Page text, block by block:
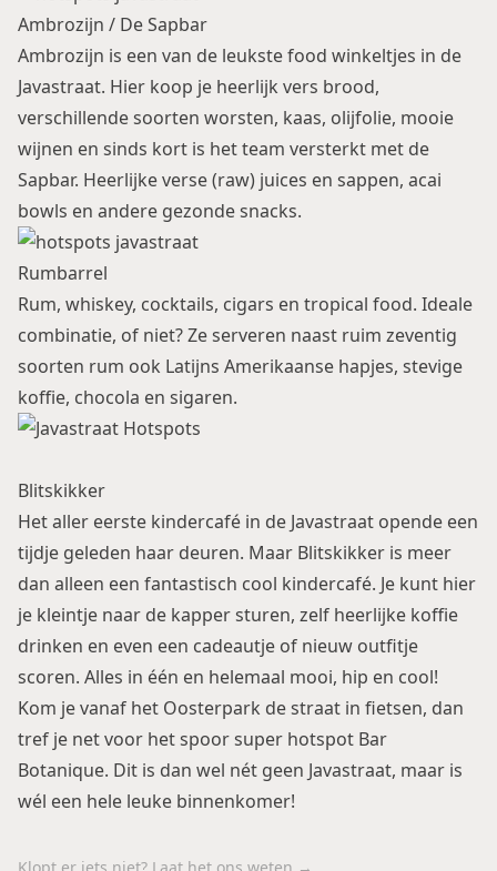
Ambrozijn / De Sapbar
Ambrozijn is een van de leukste food winkeltjes in de
Javastraat. Hier koop je heerlijk vers brood,
verschillende soorten worsten, kaas, olijfolie, mooie
wijnen en sinds kort is het team versterkt met de
Sapbar. Heerlijke verse (raw) juices en sappen, acai
bowls en andere gezonde snacks.
Rumbarrel
Rum, whiskey, cocktails, cigars en tropical food. Ideale
combinatie, of niet? Ze serveren naast ruim zeventig
soorten rum ook Latijns Amerikaanse hapjes, stevige
koffie, chocola en sigaren.
Blitskikker
Het aller eerste kindercafé in de Javastraat opende een
tijdje geleden haar deuren. Maar Blitskikker is meer
dan alleen een fantastisch cool kindercafé. Je kunt hier
je kleintje naar de kapper sturen, zelf heerlijke koffie
drinken en even een cadeautje of nieuw outfitje
scoren. Alles in één en helemaal mooi, hip en cool!
Kom je vanaf het Oosterpark de straat in fietsen, dan
tref je net voor het spoor super hotspot Bar
Botanique. Dit is dan wel nét geen Javastraat, maar is
wél een hele leuke binnenkomer!